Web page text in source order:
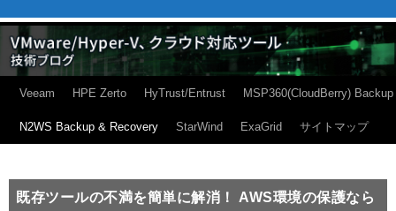
Veeam HPE Zerto HyTrust/Entrust MSP360(CloudBerry) Backup
N2WS Backup & Recovery StarWind ExaGrid サイトマップ
既存ツールの不満を簡単に解消！ AWS環境の保護なら